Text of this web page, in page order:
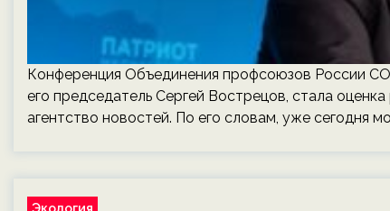
Конференция Объединения профсоюзов России
его председатель Сергей Вострецов, стала
агентство новостей. По его словам, уже сегодня
Экология